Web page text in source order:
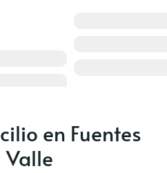
en Fuentes
Valle